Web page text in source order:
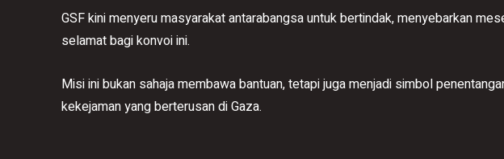
GSF kini menyeru masyarakat antarabangsa untuk bertindak, menyebarkan
selamat bagi konvoi ini.
Misi ini bukan sahaja membawa bantuan, tetapi juga menjadi simbol
kekejaman yang berterusan di Gaza.